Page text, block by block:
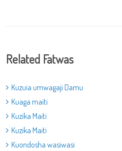
Related Fatwas
Kuzuia umwagaji Damu
Kuaga maiti
Kuzika Maiti
Kuzika Maiti
Kuondosha wasiwasi